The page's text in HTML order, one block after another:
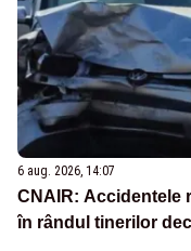
6 aug. 2026, 14:07
CNAIR: Accidentele
în rândul tinerilor